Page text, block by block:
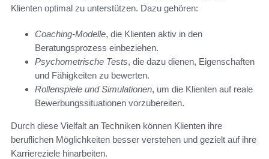
Klienten optimal zu unterstützen. Dazu gehören:
Coaching-Modelle, die Klienten aktiv in den
Beratungsprozess einbeziehen.
Psychometrische Tests, die dazu dienen, Eigenschaften
und Fähigkeiten zu bewerten.
Rollenspiele und Simulationen, um die Klienten auf reale
Bewerbungssituationen vorzubereiten.
Durch diese Vielfalt an Techniken können Klienten ihre
beruflichen Möglichkeiten besser verstehen und gezielt auf ihre
Karriereziele hinarbeiten.